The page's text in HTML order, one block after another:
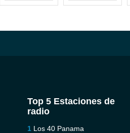
Top 5 Estaciones de
radio
Los 40 Panama